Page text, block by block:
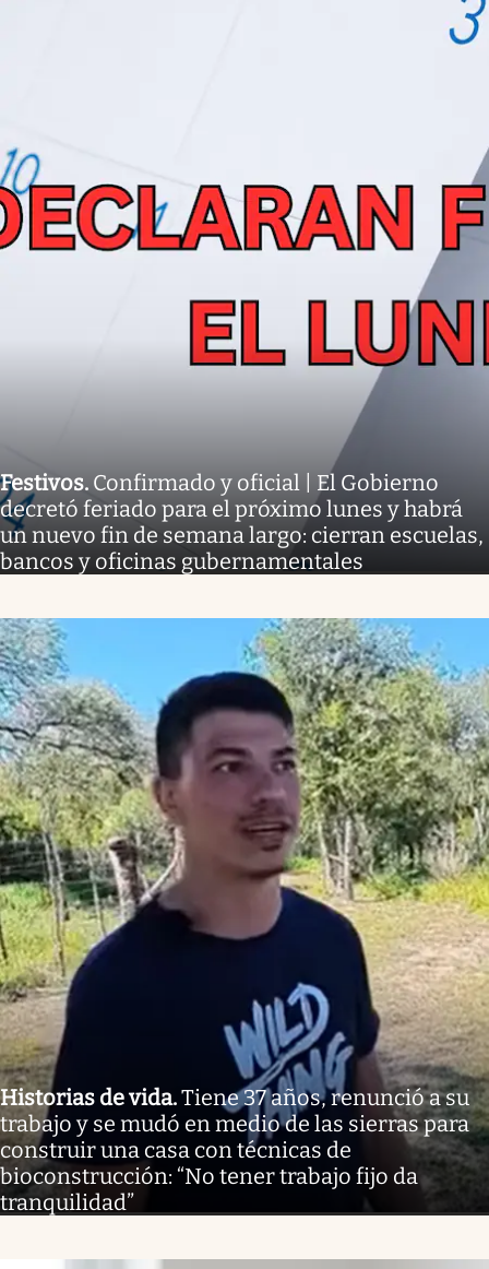
Festivos. Confirmado y oficial | El Gobierno
decretó feriado para el próximo lunes y habrá
un nuevo fin de semana largo: cierran escuelas,
bancos y oficinas gubernamentales
Historias de vida.Tiene 37 años, renunció a su
trabajo y se mudó en medio de las sierras para
construir una casa con técnicas de
bioconstrucción: “No tener trabajo fijo da
tranquilidad”